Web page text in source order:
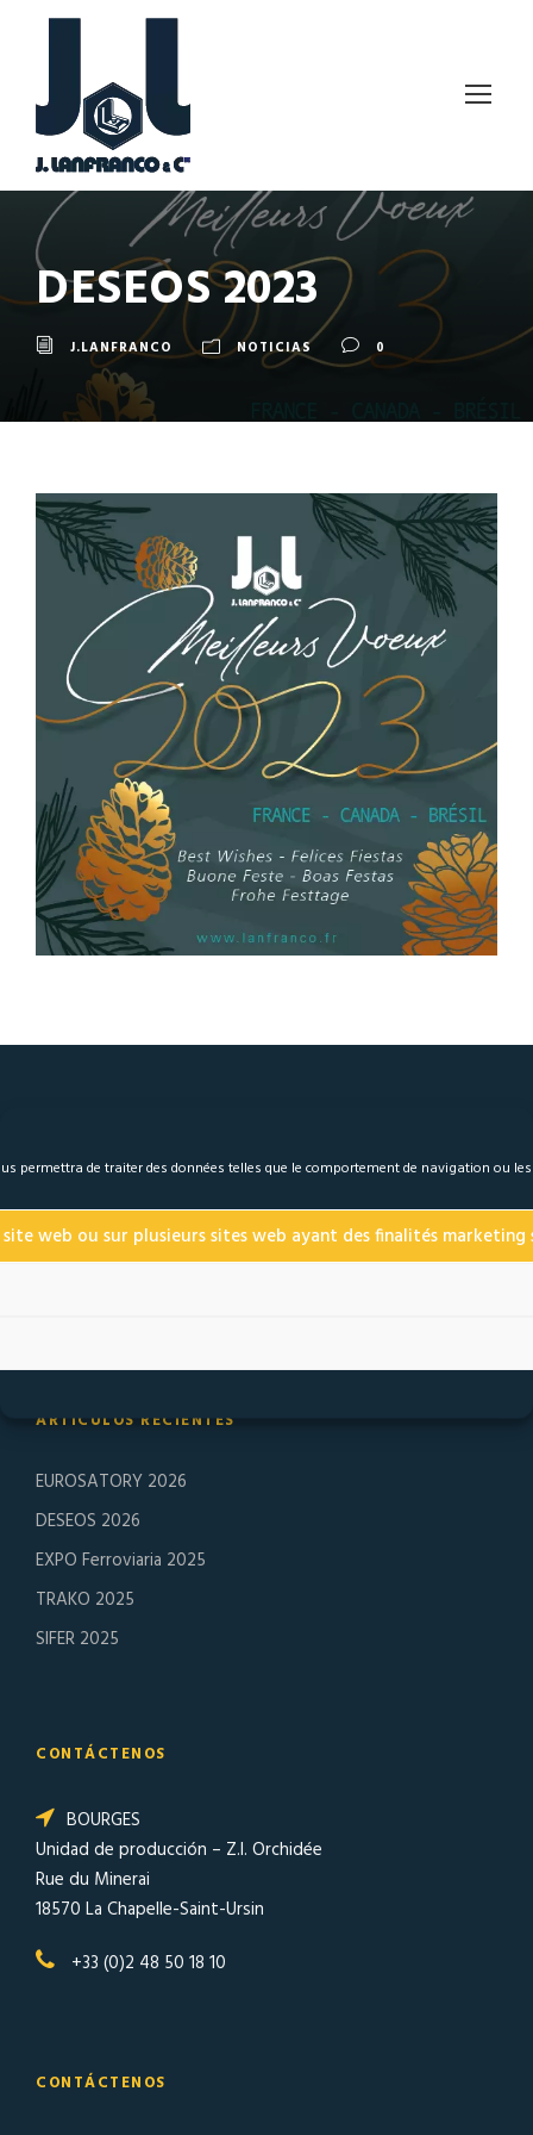
permettra de traiter des données telles que le comportement de navigation ou
web ou sur plusieurs sites web ayant des finalités marketing
DESEOS 2023
J.LANFRANCO NOTICIAS 0
Fundada en 1974, la empresa J. Lanfranco & Cie
especializada en la fabricación de tuercas autoblocantes
de alta gama y de seguridad. Los ESL y ERM llevan más de
ARTÍCULOS RECIENTES
EUROSATORY 2026
DESEOS 2026
EXPO Ferroviaria 2025
TRAKO 2025
SIFER 2025
CONTÁCTENOS
BOURGES
Unidad de producción – Z.I. Orchidée
Rue du Minerai
18570 La Chapelle-Saint-Ursin
+33 (0)2 48 50 18 10
CONTÁCTENOS